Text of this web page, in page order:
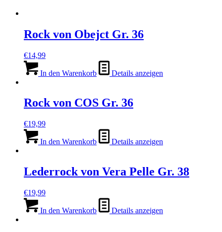
Rock von Obejct Gr. 36
€14,99
In den Warenkorb Details anzeigen
Rock von COS Gr. 36
€19,99
In den Warenkorb Details anzeigen
Lederrock von Vera Pelle Gr. 38
€19,99
In den Warenkorb Details anzeigen